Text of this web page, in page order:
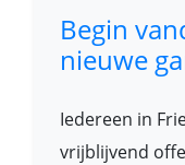
Begin
nieuwe
Iedereen in
vrijblijvend